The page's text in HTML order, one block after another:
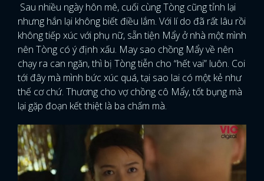
Sau nhiều ngày hôn mê, cuối cùng Tòng cũng tỉnh lại
nhưng hắn lại không biết điều lắm. Với lí do đã rất lâu rồi
không tiếp xúc với phụ nữ, sẵn tiện Mẩy ở nhà một mình
nên Tòng có ý định xấu. May sao chồng Mẩy về nên
chạy ra can ngăn, thì bị Tòng tiễn cho “hết vai” luôn. Coi
tới đây mà mình bức xúc quá, tại sao lai có một kẻ như
thế cơ chứ. Thương cho vợ chồng cô Mẩy, tốt bụng mà
lại gặp đoạn kết thiệt là ba chấm mà.